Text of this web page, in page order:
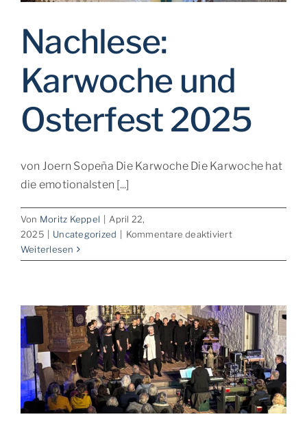
Nachlese:
Karwoche und
Osterfest 2025
von Joern Sopeña Die Karwoche Die Karwoche hat
die emotionalsten [...]
Von Moritz Keppel
April 22,
2025
Uncategorized Kommentare deaktiviertfür
Karwoche
2025
Weiterlesen